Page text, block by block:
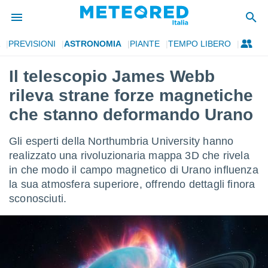
di
per
le
di
PREVISIONI ASTRONOMIA PIANTE TEMPO LIBERO
Il telescopio James Webb
rileva strane forze magnetiche
che stanno deformando Urano
Gli esperti della Northumbria University hanno
realizzato una rivoluzionaria mappa 3D che rivela
in che modo il campo magnetico di Urano influenza
la sua atmosfera superiore, offrendo dettagli finora
sconosciuti.